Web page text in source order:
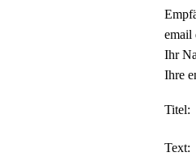
email
Ihr
Ihre
Titel:
Text: